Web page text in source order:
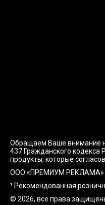
Обращаем Ваше внимание
437 Гражданского кодекса
продукты, которые
ООО «ПРЕМИУМ РЕКЛАМА»
¹ Рекомендованная
© 2026, все права